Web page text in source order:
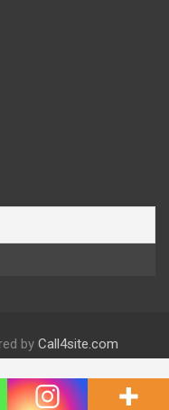
by Call4site.com